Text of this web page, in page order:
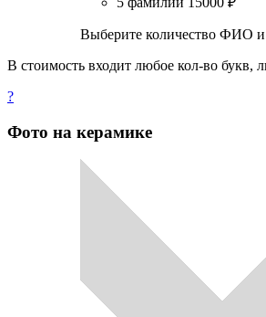
Выберите количество ФИО и
В стоимость входит любое кол-во букв,
?
Фото на керамике